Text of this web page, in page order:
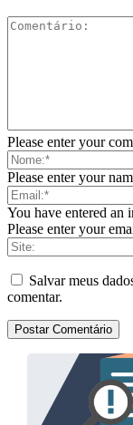
Please enter your
Please enter your
You have entered an
Please enter your
Salvar meus
comentar.